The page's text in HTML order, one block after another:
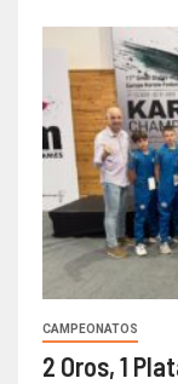
CAMPEONATOS
2 Oros, 1